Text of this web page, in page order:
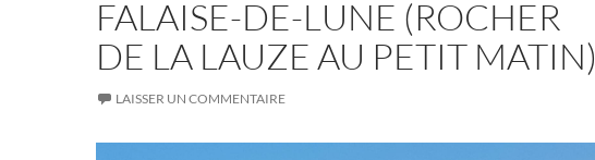
FALAISE-DE-LUNE (ROCHER
DE LA LAUZE AU PETIT MATIN)
LAISSER UN COMMENTAIRE